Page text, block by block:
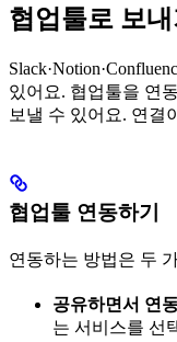
협업툴로 보내
있어요. 협업툴을 연
보낼 수 있어요. 연결
협업툴 연동하기
연동하는 방법은 두
공유하면서 연
는 서비스를 선